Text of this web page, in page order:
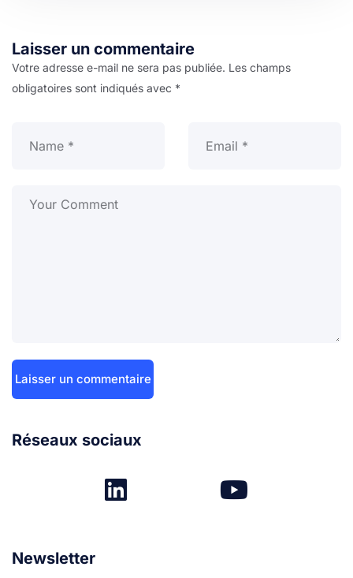
Laisser un commentaire
Votre adresse e-mail ne sera pas publiée. Les champs
obligatoires sont indiqués avec *
Réseaux sociaux
Newsletter